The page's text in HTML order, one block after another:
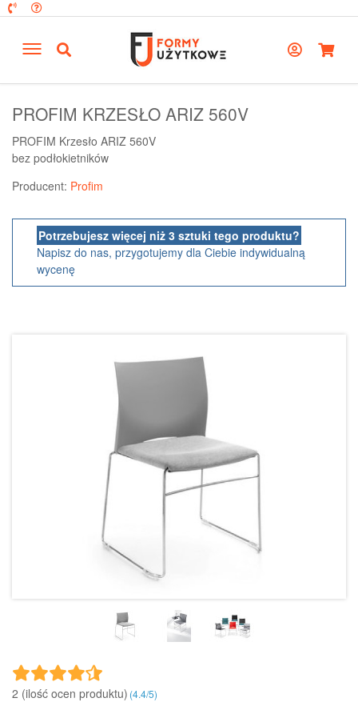
PROFIM KRZESŁO ARIZ 560V
PROFIM Krzesło ARIZ 560V
bez podłokietników
Producent: Profim
Potrzebujesz więcej niż 3 sztuki tego produktu?
Napisz do nas, przygotujemy dla Ciebie indywidualną
wycenę
2 (ilość ocen produktu)‎(4.4/5)